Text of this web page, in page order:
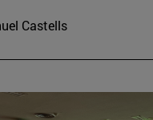
Castells